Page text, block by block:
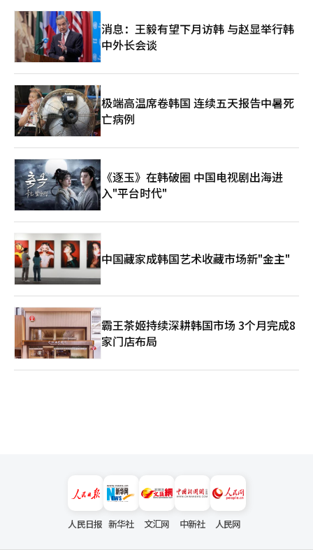
别法》。52小时工作制的讨论固然重要，但如果因此影响立法，则
可能错失增强竞争力的“黄金时期”。消息：王毅有望下月访韩 与赵显举行韩
中外长会谈
极端高温席卷韩国 连续五天报告中暑死
亡病例
《逐玉》在韩破圈 中国电视剧出海进
入"平台时代"
中国藏家成韩国艺术收藏市场新"金主"
霸王茶姬持续深耕韩国市场 3个月完成8
家门店布局
人民日报 新华社 文汇网 中新社 人民网